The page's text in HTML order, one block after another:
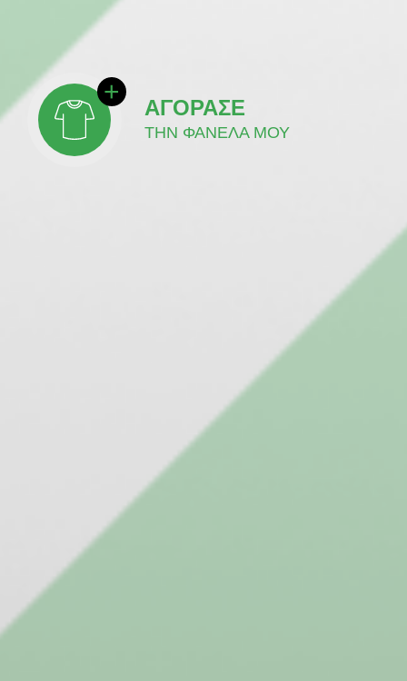
ΑΓΟΡΑΣΕ
ΤΗΝ ΦΑΝΕΛΑ ΜΟΥ